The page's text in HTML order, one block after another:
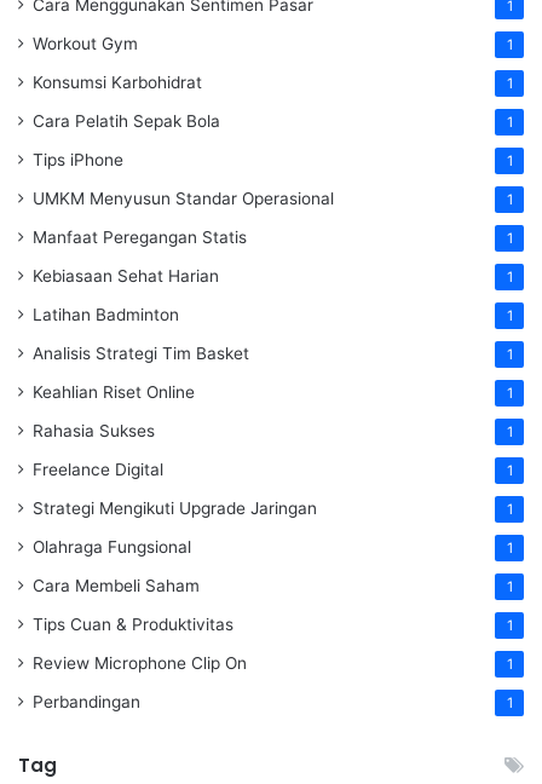
Cara Menggunakan Sentimen Pasar 1
Workout Gym 1
Konsumsi Karbohidrat 1
Cara Pelatih Sepak Bola 1
Tips iPhone 1
UMKM Menyusun Standar Operasional 1
Manfaat Peregangan Statis 1
Kebiasaan Sehat Harian 1
Latihan Badminton 1
Analisis Strategi Tim Basket 1
Keahlian Riset Online 1
Rahasia Sukses 1
Freelance Digital 1
Strategi Mengikuti Upgrade Jaringan 1
Olahraga Fungsional 1
Cara Membeli Saham 1
Tips Cuan & Produktivitas 1
Review Microphone Clip On 1
Perbandingan 1
Tag